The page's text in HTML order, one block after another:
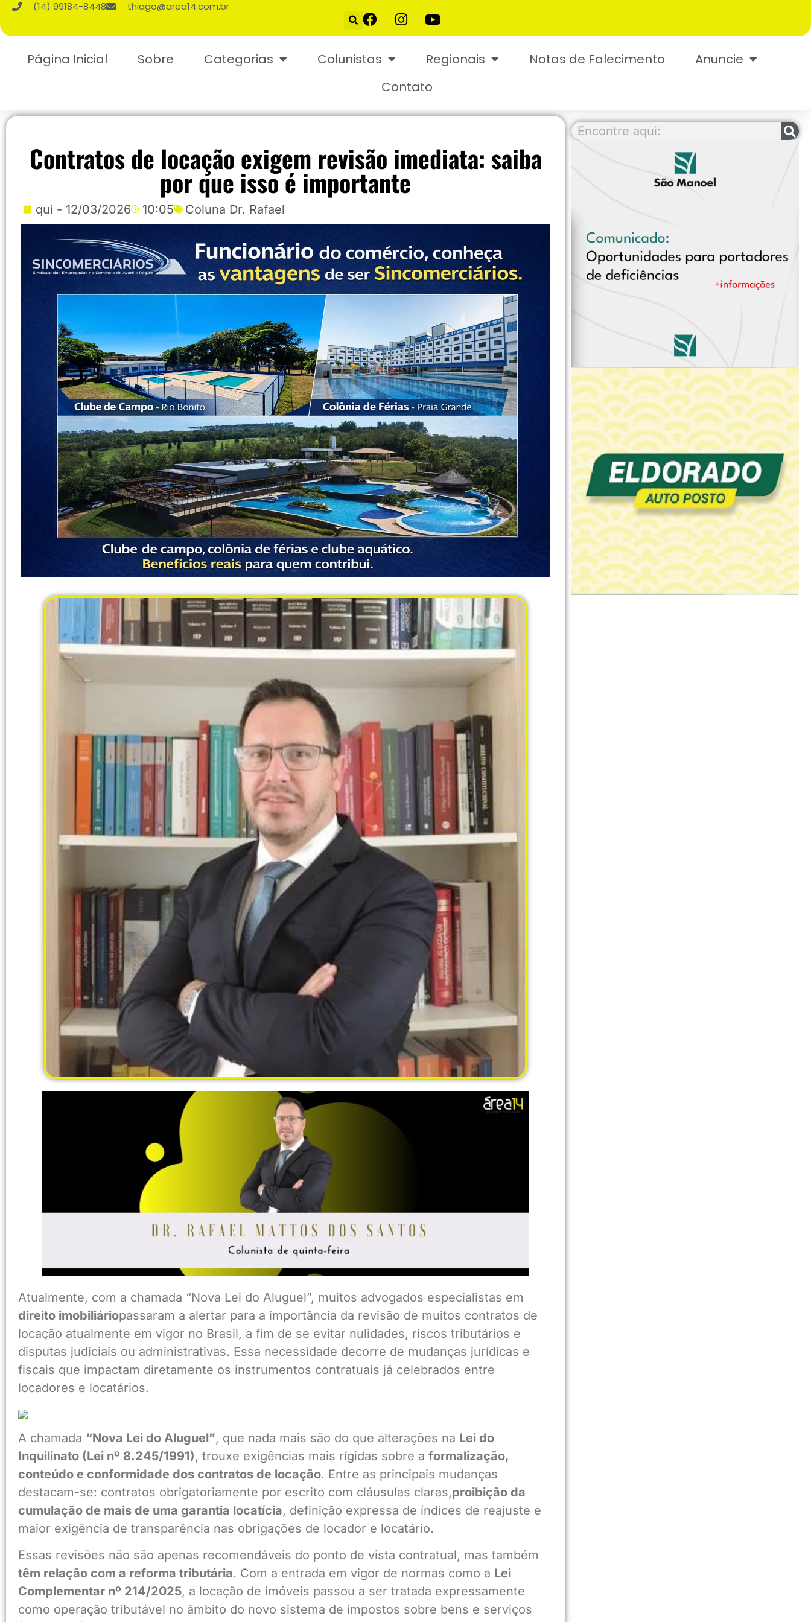
(14) 99184-8448 thiago@area14.com.br
Página Inicial Sobre Categorias Colunistas Regionais Notas de Falecimento
Anuncie
Contato
Contratos de locação exigem revisão imediata: saiba
por que isso é importante
qui - 12/03/2026 10:05 Coluna Dr. Rafael
Atualmente, com a chamada “Nova Lei do Aluguel”, muitos advogados especialistas em
direito imobiliáriopassaram a alertar para a importância da revisão de muitos contratos de
locação atualmente em vigor no Brasil, a fim de se evitar nulidades, riscos tributários e
disputas judiciais ou administrativas. Essa necessidade decorre de mudanças jurídicas e
fiscais que impactam diretamente os instrumentos contratuais já celebrados entre
locadores e locatários.
A chamada “Nova Lei do Aluguel”, que nada mais são do que alterações na Lei do
Inquilinato (Lei nº 8.245/1991), trouxe exigências mais rígidas sobre a formalização,
conteúdo e conformidade dos contratos de locação. Entre as principais mudanças
destacam-se: contratos obrigatoriamente por escrito com cláusulas claras,proibição da
cumulação de mais de uma garantia locatícia, definição expressa de índices de reajuste e
maior exigência de transparência nas obrigações de locador e locatário.
Essas revisões não são apenas recomendáveis do ponto de vista contratual, mas também
têm relação com a reforma tributária. Com a entrada em vigor de normas como a Lei
Complementar nº 214/2025, a locação de imóveis passou a ser tratada expressamente
como operação tributável no âmbito do novo sistema de impostos sobre bens e serviços